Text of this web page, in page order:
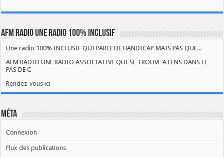
AFM RADIO UNE RADIO 100% INCLUSIF
Une radio 100% INCLUSIF QUI PARLE DE HANDICAP MAIS PAS QUE...
AFM RADIO UNE RADIO ASSOCIATIVE QUI SE TROUVE A LENS DANS LE
PAS DE C
Rendez-vous ici
Méta
Connexion
Flux des publications